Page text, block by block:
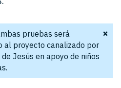
pruebas será
al proyecto canalizado por
Jesús en apoyo de niños
×